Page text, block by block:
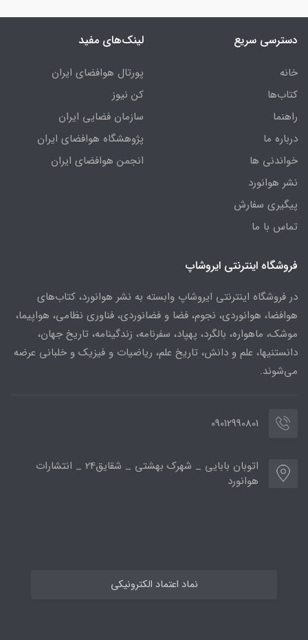
دسترسی سریع
خانه
کتاب‌ها
راهنما
درباره ما
خواندنی ها
نشر هوانورد
پیگیری سفارش
تماس با ما
لینک‌های مفید
پورتال هوافضای ایران
کن نیوز
سازمان فضایی ایران
پژوهشگاه هوافضای ایران
انجمن هوافضای ایران
فروشگاه اینترنتی ایروشاپ
در فروشگاه اینترنتی ایروشاپ وابسته به نشر هوانورد، کتاب‌های
هوافضا، هوانوردی، نجوم، فضا و فضانوردی، فناوری نظامی، هواپیما،
موشک، ماهواره، بالگرد، پهپاد، سفرنامه، زندگینامه، تاریخ جهان،
دانستنیها، علم و دانش، تاریخ علم، ریاضیات و فیزیک و خلبانی عرضه
می‌شوند.
09012990801
اتوبان بابایی _ شهرک بهشتی _ شقایق24 _ انتشارات
هوانورد
نماد اعتماد الکترونیکی